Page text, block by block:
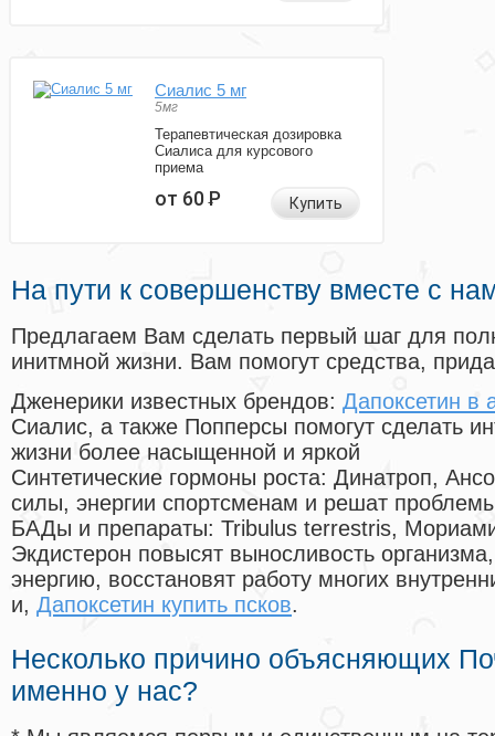
Сиалис 5 мг
5мг
Терапевтическая дозировка
Сиалиса для курсового
приема
от 60Р Купить
На пути к совершенству вместе с
Предлагаем Вам сделать первый шаг для
инитмной жизни. Вам помогут средства,
Дженерики известных брендов: Дапоксетин в
Сиалис, а также Попперсы помогут сделать
жизни более насыщенной и яркой
Синтетические гормоны роста: Динатроп,
силы, энергии спортсменам и решат
БАДы и препараты: Tribulus terrestris,
Экдистерон повысят выносливость
энергию, восстановят работу многих
и, Дапоксетин купить псков.
Несколько причино объясняющих
именно у нас?